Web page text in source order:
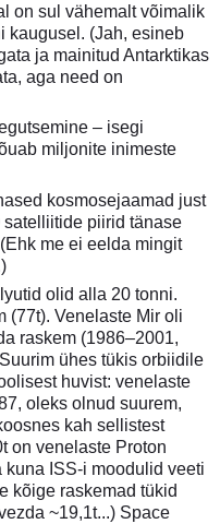
on sul vähemalt võimalik
kaugusel. (Jah, esineb
ja mainitud Antarktikas
aga need on
– isegi
miljonite inimeste
kosmosejaamad just
piirid tänase
me ei eelda mingit
olid alla 20 tonni.
(77t). Venelaste Mir oli
raskem (1986–2001,
ühes tükis orbiidile
huvist: venelaste
oleks olnud suurem,
kah sellistest
on venelaste Proton
ISS-i moodulid veeti
kõige raskemad tükid
~19,1t...) Space